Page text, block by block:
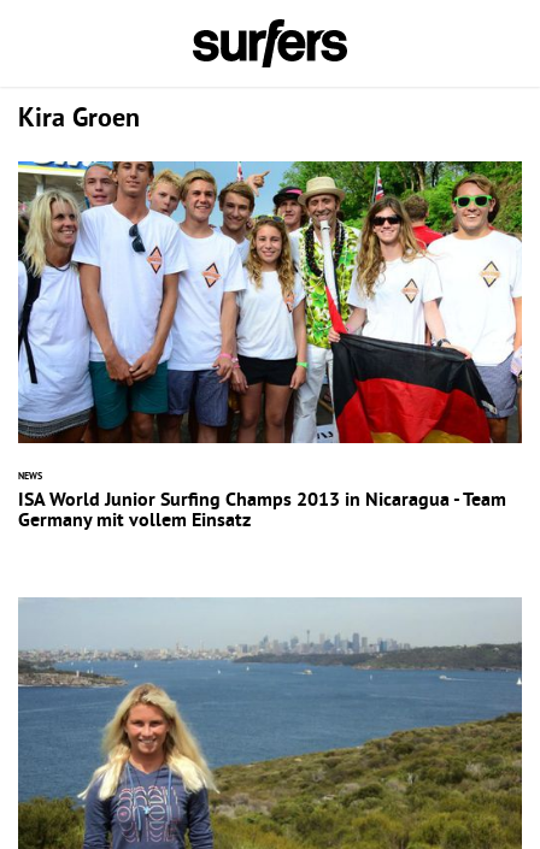
Kira Groen
NEWS
ISA World Junior Surfing Champs 2013 in Nicaragua - Team
Germany mit vollem Einsatz